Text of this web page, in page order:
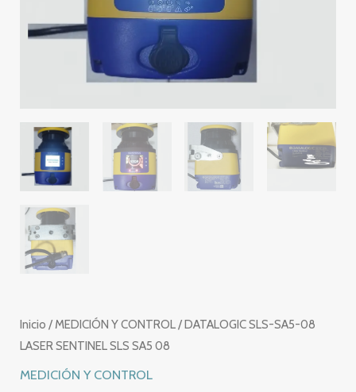
Inicio / MEDICIÓN Y CONTROL/ DATALOGIC SLS-SA5-08
LASER SENTINEL SLS SA5 08
MEDICIÓN Y CONTROL